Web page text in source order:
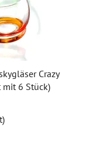
Crazy
6 Stück)